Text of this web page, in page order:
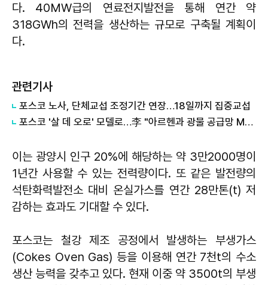
다. 40MW급의 연료전지발전을 통해 연간 약
318GWh의 전력을 생산하는 규모로 구축될 계획이
다.
관련기사
포스코 노사, 단체교섭 조정기간 연장…18일까지 집중교섭
포스코 '살 데 오로' 모델로…李 "아르헨과 광물 공급망 MOU"
이는 광양시 인구 20%에 해당하는 약 3만2000명이
1년간 사용할 수 있는 전력량이다. 또 같은 발전량의
석탄화력발전소 대비 온실가스를 연간 28만톤(t) 저
감하는 효과도 기대할 수 있다.
포스코는 철강 제조 공정에서 발생하는 부생가스
(Cokes Oven Gas) 등을 이용해 연간 7천t의 수소
생산 능력을 갖추고 있다. 현재 이중 약 3500t의 부생